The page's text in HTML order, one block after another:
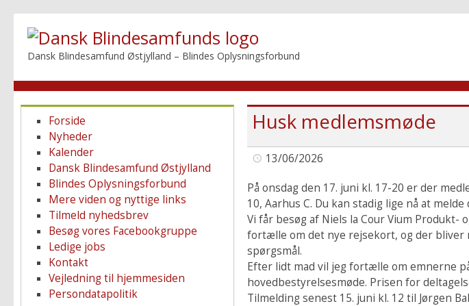
Dansk Blindesamfund Østjylland – Blindes Oplysningsforbund
Husk medlemsmøde
13/06/2026
På onsdag den 17. juni kl. 17-20 er der
10, Aarhus C. Du kan stadig lige nå at melde
Vi får besøg af Niels la Cour Vium
fortælle om det nye rejsekort, og der bliver
spørgsmål.
Efter lidt mad vil jeg fortælle om emnerne
hovedbestyrelsesmøde. Prisen for
Tilmelding senest 15. juni kl. 12 til Jørgen
Forside
Nyheder
Kalender
Dansk Blindesamfund Østjylland
Blindes Oplysningsforbund
Mere viden og nyttige links
Tilmeld nyhedsbrev
Besøg vores Facebookgruppe
Ledige jobs
Kontakt
Vejledning til hjemmesiden
Persondatapolitik